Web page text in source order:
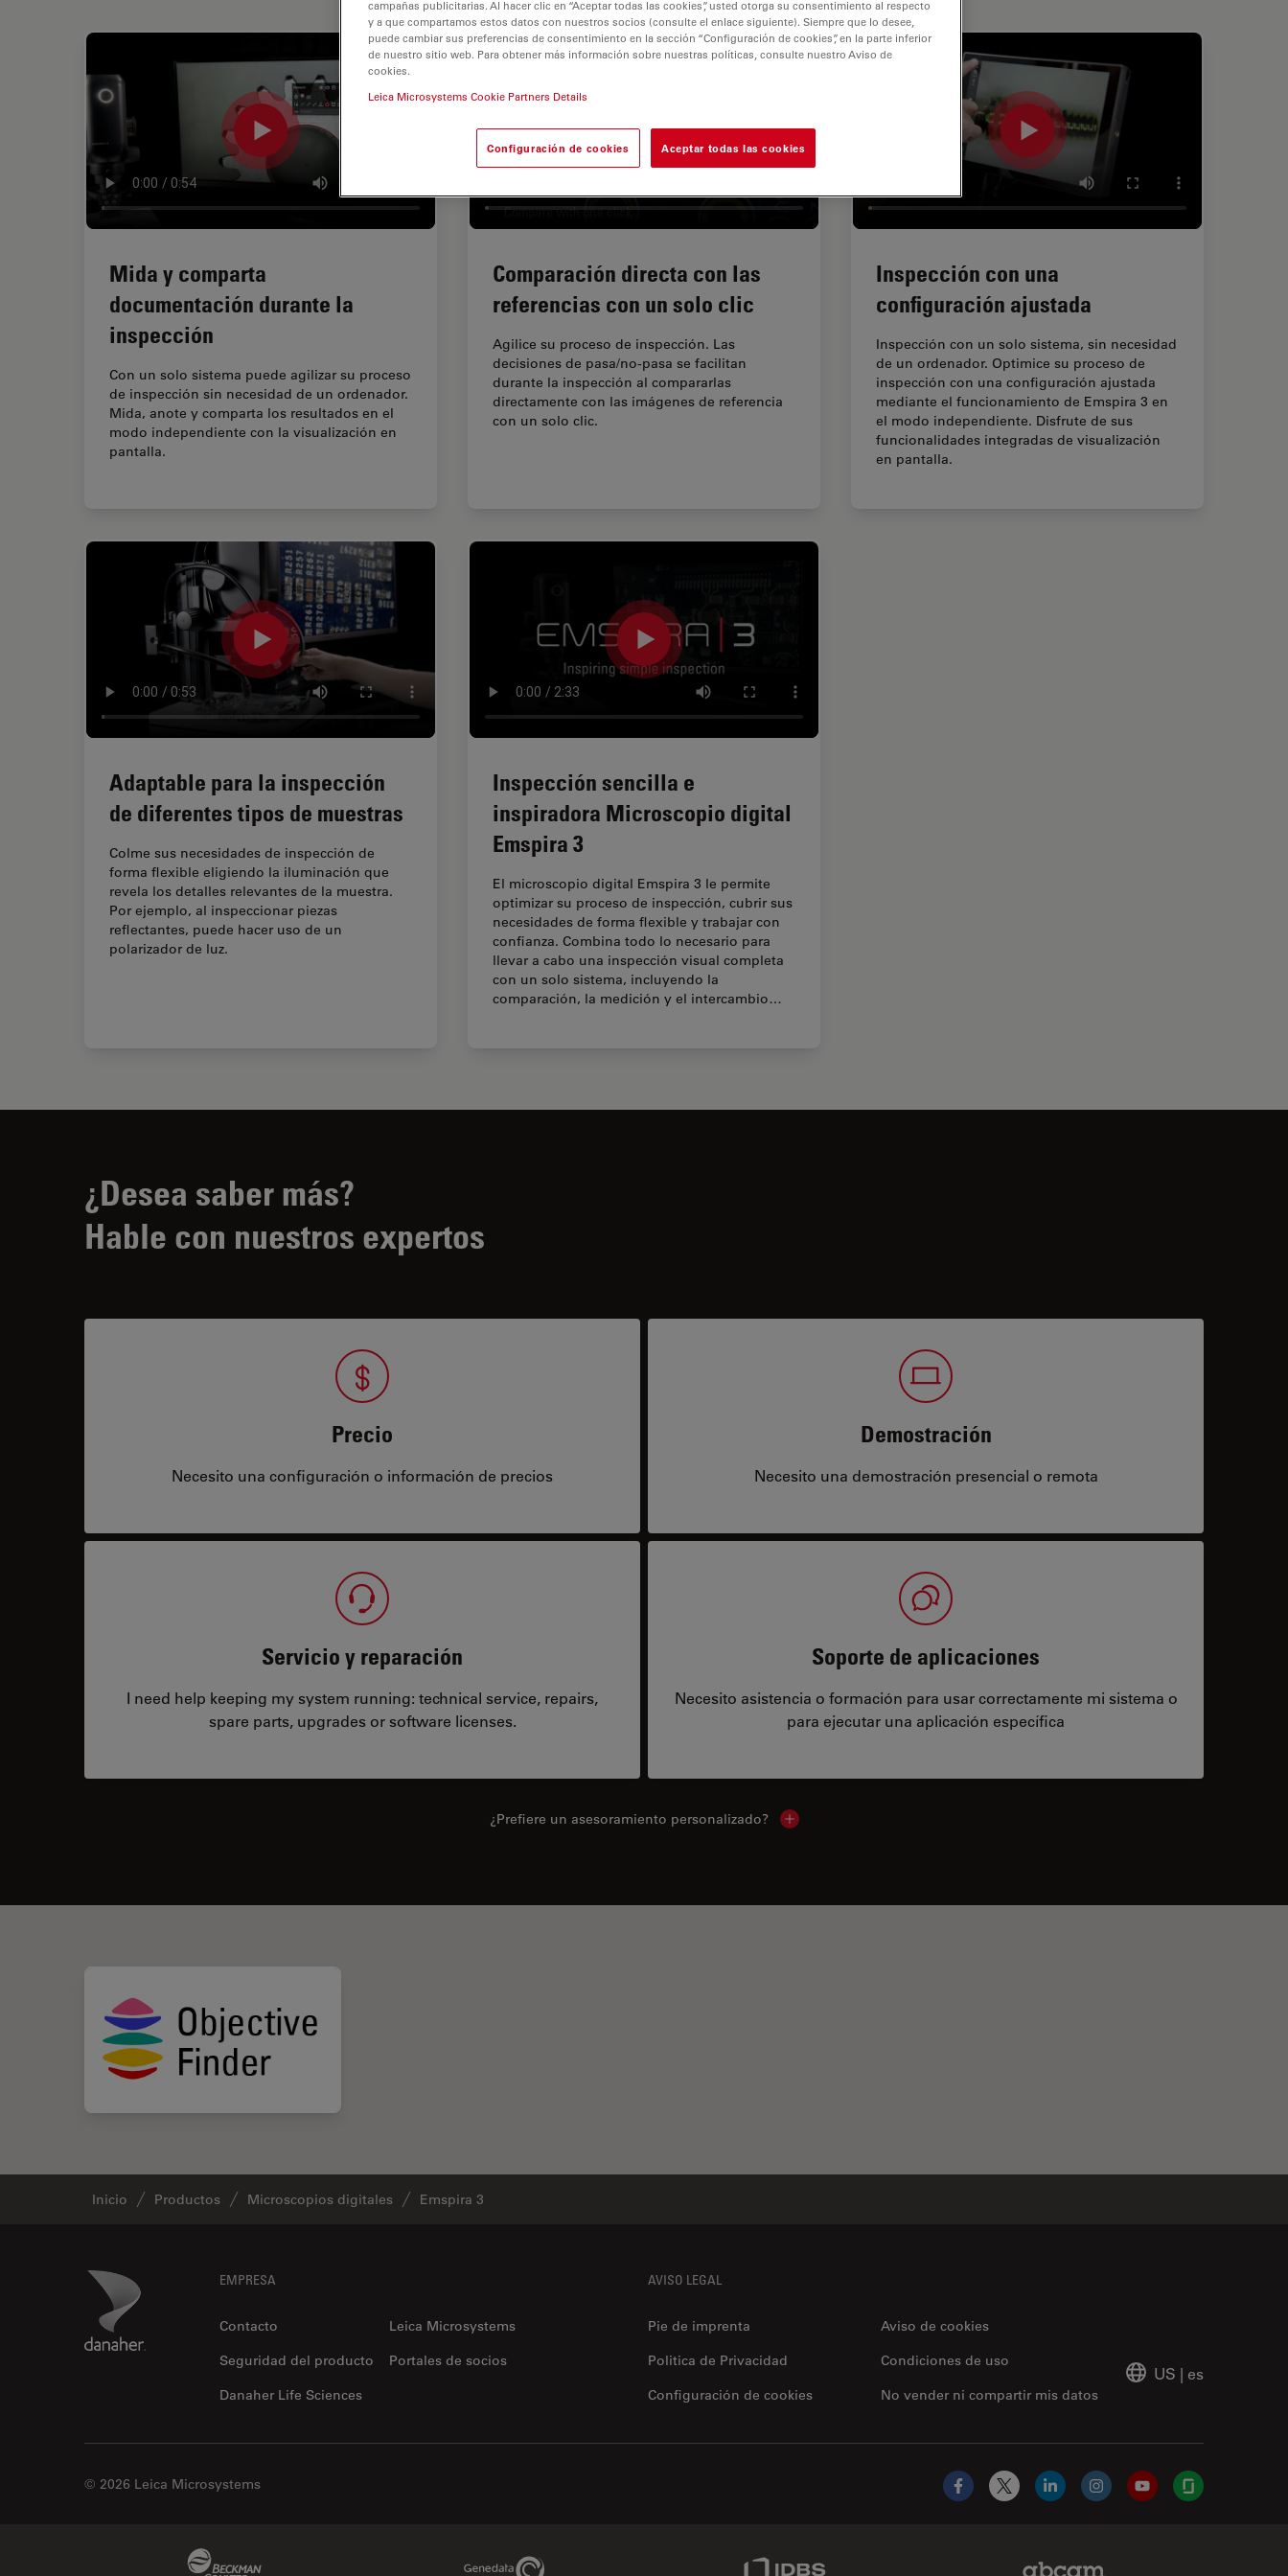
Mida y comparta
documentación durante la
inspección
Con un solo sistema puede agilizar su proceso
de inspección sin necesidad de un ordenador.
Mida, anote y comparta los resultados en el
modo independiente con la visualización en
pantalla.
Comparación directa con las
referencias con un solo clic
Agilice su proceso de inspección. Las
decisiones de pasa/no-pasa se facilitan
durante la inspección al compararlas
directamente con las imágenes de referencia
con un solo clic.
Inspección con una
configuración ajustada
Inspección con un solo sistema, sin necesidad
de un ordenador. Optimice su proceso de
inspección con una configuración ajustada
mediante el funcionamiento de Emspira 3 en
el modo independiente. Disfrute de sus
funcionalidades integradas de visualización
en pantalla.
Adaptable para la inspección
de diferentes tipos de muestras
Colme sus necesidades de inspección de
forma flexible eligiendo la iluminación que
revela los detalles relevantes de la muestra.
Por ejemplo, al inspeccionar piezas
reflectantes, puede hacer uso de un
polarizador de luz.
Inspección sencilla e
inspiradora Microscopio digital
Emspira 3
El microscopio digital Emspira 3 le permite
optimizar su proceso de inspección, cubrir sus
necesidades de forma flexible y trabajar con
confianza. Combina todo lo necesario para
llevar a cabo una inspección visual completa
con un solo sistema, incluyendo la
comparación, la medición y el intercambio…
¿Desea saber más?
Hable con nuestros expertos
Precio
Necesito una configuración o información de precios
Demostración
Necesito una demostración presencial o remota
Servicio y reparación
I need help keeping my system running: technical service, repairs,
spare parts, upgrades or software licenses.
Soporte de aplicaciones
Necesito asistencia o formación para usar correctamente mi sistema o
para ejecutar una aplicación específica
¿Prefiere un asesoramiento personalizado? Show local contacts
Inicio Productos Microscopios digitales Emspira 3
Danaher Logo EMPRESA
Contacto
Leica Microsystems
Seguridad del producto
Portales de socios
Danaher Life Sciences
AVISO LEGAL
Pie de imprenta
Aviso de cookies
Politica de Privacidad
No vender ni compartir mis datos
Condiciones de uso
Configuración de cookies
US | es
© 2026 Leica Microsystems
Facebook
X LinkedInInstagramYouTubeGlassdoor
Genedata Link IDBS Link
campañas publicitarias. Al hacer clic en “Aceptar todas las cookies”, usted otorga su consentimiento al respecto
y a que compartamos estos datos con nuestros socios (consulte el enlace siguiente). Siempre que lo desee,
puede cambiar sus preferencias de consentimiento en la sección “Configuración de cookies”, en la parte inferior
de nuestro sitio web. Para obtener más información sobre nuestras políticas, consulte nuestro Aviso de
cookies.
Leica Microsystems Cookie Partners Details
Configuración de cookies Aceptar todas las cookies